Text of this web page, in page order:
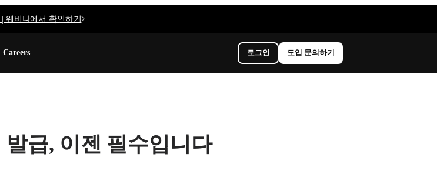
웨비나에서 확인하기
Careers 로그인 도입 문의하기
발급, 이젠 필수입니다